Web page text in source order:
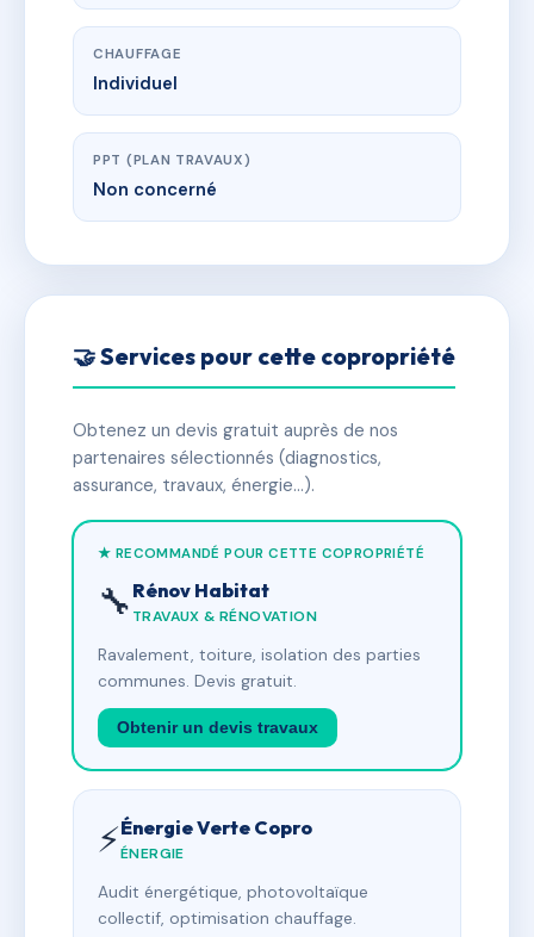
CHAUFFAGE
Individuel
PPT (PLAN TRAVAUX)
Non concerné
🤝 Services pour cette copropriété
Obtenez un devis gratuit auprès de nos
partenaires sélectionnés (diagnostics,
assurance, travaux, énergie…).
★ RECOMMANDÉ POUR CETTE COPROPRIÉTÉ
🔧 Rénov Habitat
TRAVAUX & RÉNOVATION
Ravalement, toiture, isolation des parties
communes. Devis gratuit.
Obtenir un devis travaux
⚡Énergie Verte Copro
ÉNERGIE
Audit énergétique, photovoltaïque
collectif, optimisation chauffage.